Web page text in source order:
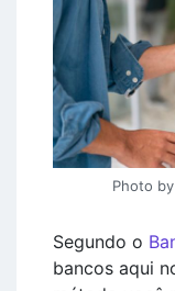
Photo by
Segundo o
bancos aqui